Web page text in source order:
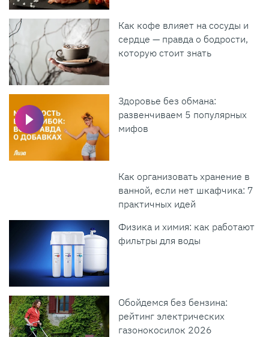
Как кофе влияет на сосуды и
сердце — правда о бодрости,
которую стоит знать
Здоровье без обмана:
развенчиваем 5 популярных
мифов
Как организовать хранение в
ванной, если нет шкафчика: 7
практичных идей
Физика и химия: как работают
фильтры для воды
Обойдемся без бензина:
рейтинг электрических
газонокосилок 2026